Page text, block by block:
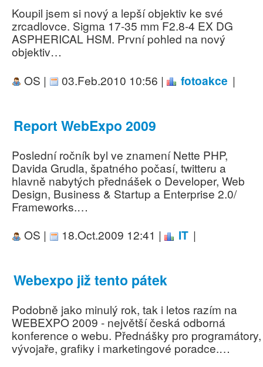
Koupil jsem si nový a lepší objektiv ke své
zrcadlovce. Sigma 17-35 mm F2.8-4 EX DG
ASPHERICAL HSM. První pohled na nový
objektiv…
OS |
03.Feb.2010 10:56 | fotoakce |
Report WebExpo 2009
Poslední ročník byl ve znamení Nette PHP,
Davida Grudla, špatného počasí, twitteru a
hlavně nabytých přednášek o Developer, Web
Design, Business & Startup a Enterprise 2.0/
Frameworks.…
OS |
18.Oct.2009 12:41 | IT |
Webexpo již tento pátek
Podobně jako minulý rok, tak i letos razím na
WEBEXPO 2009 - největší česká odborná
konference o webu. Přednášky pro programátory,
vývojaře, grafiky i marketingové poradce.…